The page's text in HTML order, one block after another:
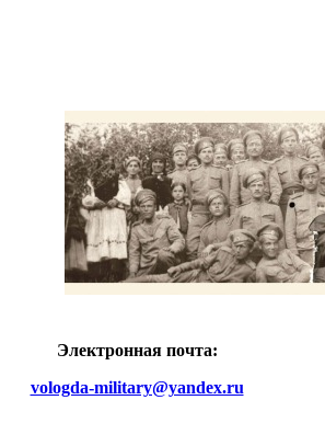
Электронная почта:
vologda-military@yandex.ru